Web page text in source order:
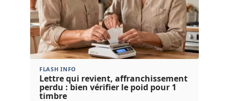
FLASH INFO
Lettre qui revient, affranchissement
perdu : bien vérifier le poid pour 1
timbre